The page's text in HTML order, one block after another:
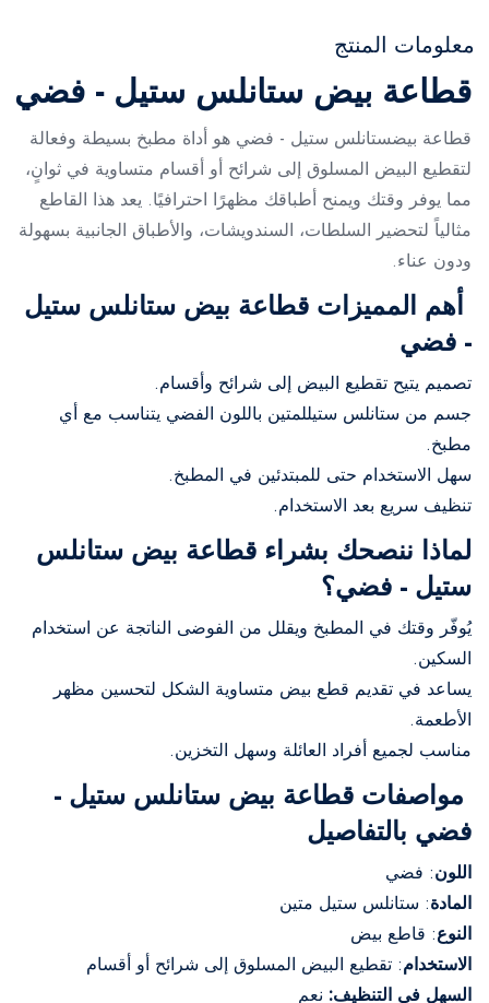
معلومات المنتج
قطاعة بيض ستانلس ستيل - فضي
قطاعة بيضستانلس ستيل - فضي هو أداة مطبخ بسيطة وفعالة
لتقطيع البيض المسلوق إلى شرائح أو أقسام متساوية في ثوانٍ،
مما يوفر وقتك ويمنح أطباقك مظهرًا احترافيًا. يعد هذا القاطع
مثالياً لتحضير السلطات، السندويشات، والأطباق الجانبية بسهولة
ودون عناء.
أهم المميزات قطاعة بيض ستانلس ستيل
- فضي
تصميم يتيح تقطيع البيض إلى شرائح وأقسام.
جسم من ستانلس ستيللمتين باللون الفضي يتناسب مع أي
مطبخ.
سهل الاستخدام حتى للمبتدئين في المطبخ.
تنظيف سريع بعد الاستخدام.
لماذا ننصحك بشراء قطاعة بيض ستانلس
ستيل - فضي؟
يُوفّر وقتك في المطبخ ويقلل من الفوضى الناتجة عن استخدام
السكين.
يساعد في تقديم قطع بيض متساوية الشكل لتحسين مظهر
الأطعمة.
مناسب لجميع أفراد العائلة وسهل التخزين.
مواصفات قطاعة بيض ستانلس ستيل -
فضي بالتفاصيل
اللون: فضي
المادة: ستانلس ستيل متين
النوع: قاطع بيض
الاستخدام: تقطيع البيض المسلوق إلى شرائح أو أقسام
السهل في التنظيف: نعم